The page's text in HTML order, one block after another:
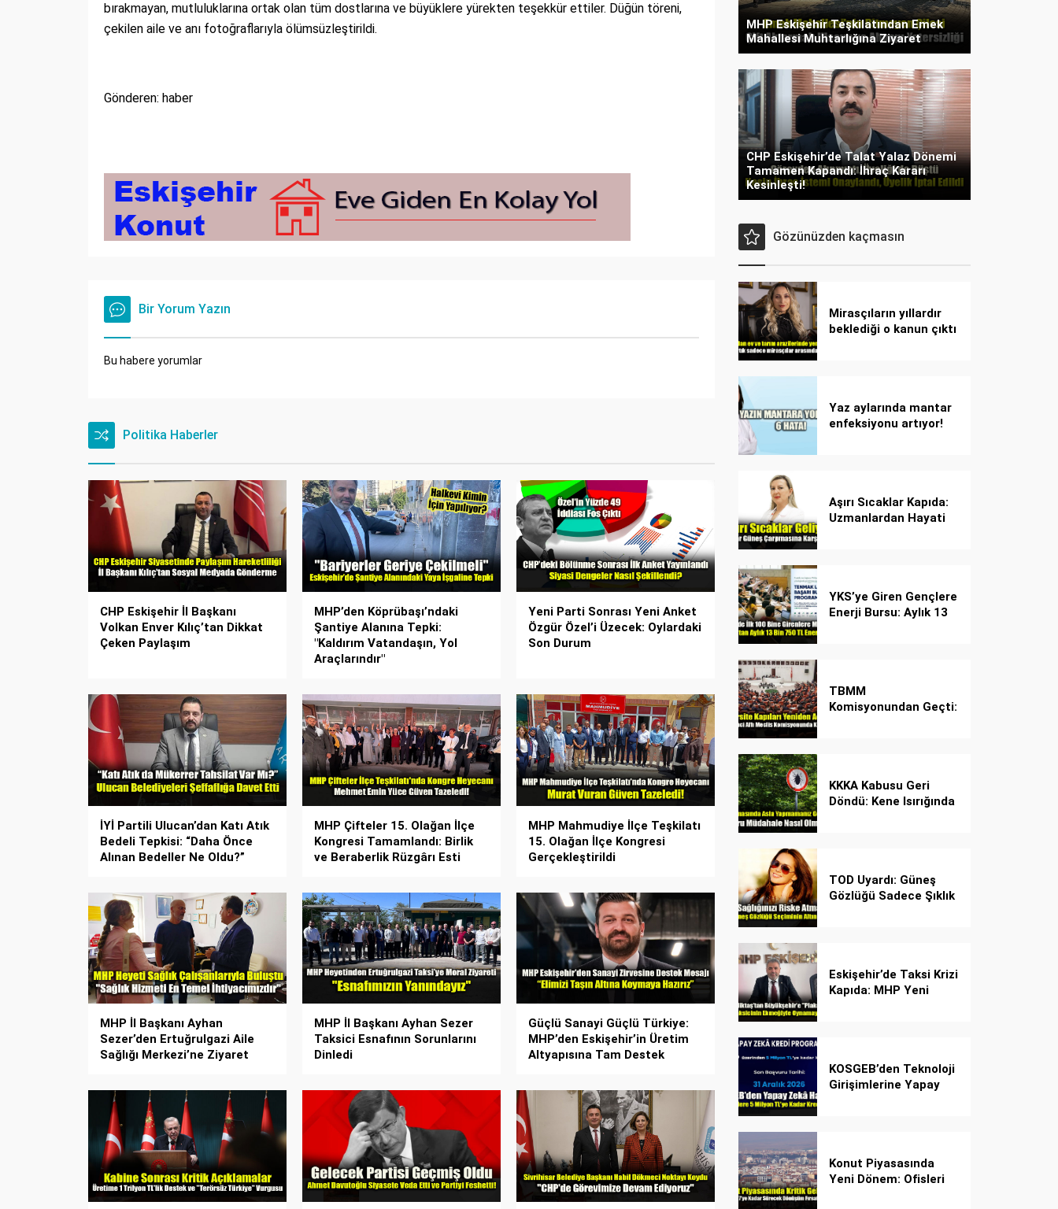
bırakmayan, mutluluklarına ortak olan tüm dostlarına ve büyüklere yürekten teşekkür ettiler. Düğün töreni,
çekilen aile ve anı fotoğraflarıyla ölümsüzleştirildi.
Gönderen: haber
Bir Yorum Yazın
Bu habere yorumlar
Politika Haberler
CHP Eskişehir İl Başkanı
Volkan Enver Kılıç’tan Dikkat
Çeken Paylaşım
MHP’den Köprübaşı’ndaki
Şantiye Alanına Tepki:
"Kaldırım Vatandaşın, Yol
Araçlarındır"
Yeni Parti Sonrası Yeni Anket
Özgür Özel’i Üzecek: Oylardaki
Son Durum
İYİ Partili Ulucan’dan Katı Atık
Bedeli Tepkisi: “Daha Önce
Alınan Bedeller Ne Oldu?”
MHP Çifteler 15. Olağan İlçe
Kongresi Tamamlandı: Birlik
ve Beraberlik Rüzgârı Esti
MHP Mahmudiye İlçe Teşkilatı
15. Olağan İlçe Kongresi
Gerçekleştirildi
MHP İl Başkanı Ayhan
Sezer’den Ertuğrulgazi Aile
Sağlığı Merkezi’ne Ziyaret
MHP İl Başkanı Ayhan Sezer
Taksici Esnafının Sorunlarını
Dinledi
Güçlü Sanayi Güçlü Türkiye:
MHP’den Eskişehir’in Üretim
Altyapısına Tam Destek
MHP Eskişehir Teşkilatından Emek
Mahallesi Muhtarlığına Ziyaret
CHP Eskişehir’de Talat Yalaz Dönemi
Tamamen Kapandı: İhraç Kararı
Kesinleşti!
Gözünüzden kaçmasın
Mirasçıların yıllardır
beklediği o kanun çıktı
Yaz aylarında mantar
enfeksiyonu artıyor!
Aşırı Sıcaklar Kapıda:
Uzmanlardan Hayati
YKS’ye Giren Gençlere
Enerji Bursu: Aylık 13
TBMM
Komisyonundan Geçti:
KKKA Kabusu Geri
Döndü: Kene Isırığında
TOD Uyardı: Güneş
Gözlüğü Sadece Şıklık
Eskişehir’de Taksi Krizi
Kapıda: MHP Yeni
KOSGEB’den Teknoloji
Girişimlerine Yapay
Konut Piyasasında
Yeni Dönem: Ofisleri